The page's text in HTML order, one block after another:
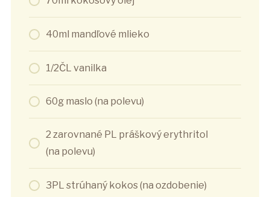
40ml mandľové mlieko
1/2ČL vanilka
60g maslo (na polevu)
2 zarovnané PL práškový erythritol
(na polevu)
3PL strúhaný kokos (na ozdobenie)